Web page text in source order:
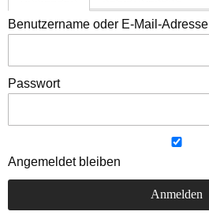
Benutzername oder E-Mail-Adresse
Passwort
Angemeldet bleiben